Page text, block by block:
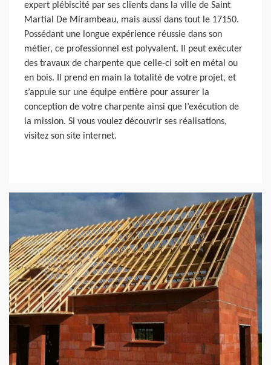
expert plébiscité par ses clients dans la ville de Saint
Martial De Mirambeau, mais aussi dans tout le 17150.
Possédant une longue expérience réussie dans son
métier, ce professionnel est polyvalent. Il peut exécuter
des travaux de charpente que celle-ci soit en métal ou
en bois. Il prend en main la totalité de votre projet, et
s’appuie sur une équipe entière pour assurer la
conception de votre charpente ainsi que l’exécution de
la mission. Si vous voulez découvrir ses réalisations,
visitez son site internet.